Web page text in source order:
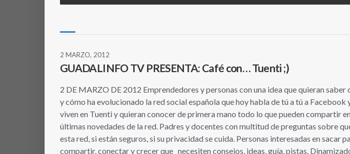
2 MARZO, 2012
GUADALINFO TV PRESENTA: Café con… Tuenti ;)
2 DE MARZO DE 2012 Emprendedores y personas con una idea que quieran saber
y cómo ha evolucionado la red social española que hoy habla de tú a tú a
viven en Tuenti y quieran conocer de primera mano todo lo que pueden compartir
últimas novedades de la red. Padres y docentes con multitud de preguntas sobre
esta red, si están seguros, si su privacidad se cuida. Personas interesadas en sacar
compartir, conectar y crecer que necesiten consejos, ideas, guía, pistas.